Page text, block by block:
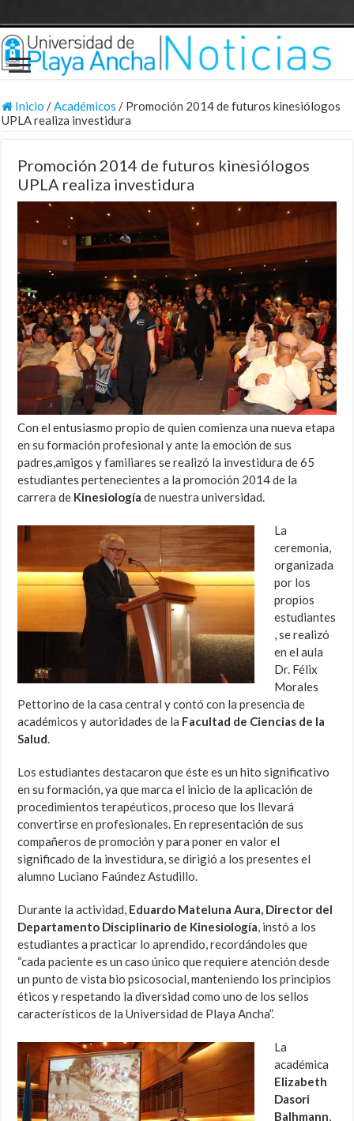
Inicio /Académicos / Promoción 2014 de futuros kinesiólogos
UPLA realiza investidura
Promoción 2014 de futuros kinesiólogos
UPLA realiza investidura
Con el entusiasmo propio de quien comienza una nueva etapa
en su formación profesional y ante la emoción de sus
padres,amigos y familiares se realizó la investidura de 65
estudiantes pertenecientes a la promoción 2014 de la
carrera de Kinesiología de nuestra universidad.
La
ceremonia,
organizada
por los
propios
estudiantes
, se realizó
en el aula
Dr. Félix
Morales
Pettorino de la casa central y contó con la presencia de
académicos y autoridades de la Facultad de Ciencias de la
Salud.
Los estudiantes destacaron que éste es un hito significativo
en su formación, ya que marca el inicio de la aplicación de
procedimientos terapéuticos, proceso que los llevará
convertirse en profesionales. En representación de sus
compañeros de promoción y para poner en valor el
significado de la investidura, se dirigió a los presentes el
alumno Luciano Faúndez Astudillo.
Durante la actividad, Eduardo Mateluna Aura, Director del
Departamento Disciplinario de Kinesiología, instó a los
estudiantes a practicar lo aprendido, recordándoles que
“cada paciente es un caso único que requiere atención desde
un punto de vista bio psicosocial, manteniendo los principios
éticos y respetando la diversidad como uno de los sellos
característicos de la Universidad de Playa Ancha”.
La
académica
Elizabeth
Dasori
Balhmann,